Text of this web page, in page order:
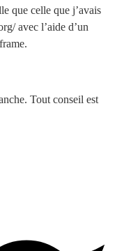
que celle que j’avais
avec l’aide d’un
Tout conseil est